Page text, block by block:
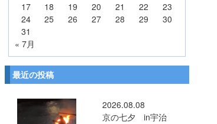
17
18 19 20 21 22
23
24
25 26 27 28 29
30
31
« 7月
最近の投稿
2026.08.08
京の七夕 in宇治